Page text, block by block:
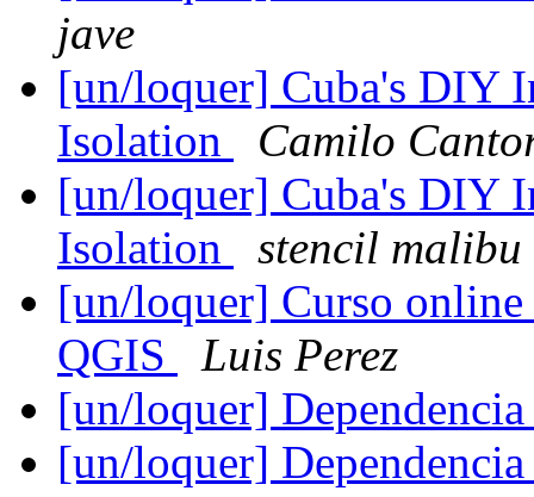
jave
[un/loquer] Cuba's DIY
Isolation
Camilo
[un/loquer] Cuba's DIY
Isolation
stencil malibu
[un/loquer] Curso
QGIS
Luis Perez
[un/loquer]
[un/loquer]